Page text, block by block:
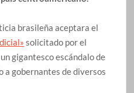
brasileña aceptara el
solicitado por el
gigantesco escándalo de
a gobernantes de diversos